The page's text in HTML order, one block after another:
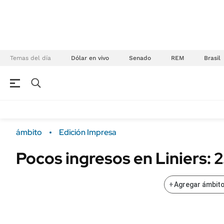
Temas del día Dólar en vivo Senado REM Brasil
Campo Sustentabilidad
ENERGY REPORT
ámbito Edición Impresa
Pocos ingresos en Liniers:
+Agregar